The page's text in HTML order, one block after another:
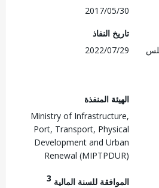
2017/05/30
تاريخ النفاذ
2022/07/29
الهيئة المنفذة
Ministry of Infrastructure,
Port, Transport, Physical
Development and Urban
Renewal (MIPTPDUR)
الموافقة للسنة المالية3